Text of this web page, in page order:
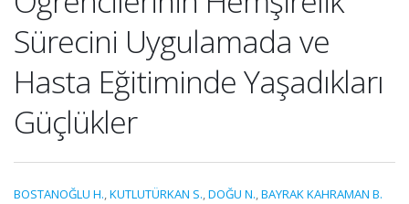
Sürecini Uygulamada ve
Hasta Eğitiminde Yaşadıkları
Güçlükler
BOSTANOĞLU H.,KUTLUTÜRKAN S.,DOĞU N.,BAYRAK KAHRAMAN B.